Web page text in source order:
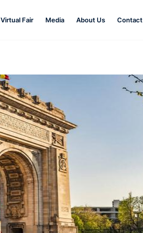
Virtual Fair Media About Us Contact